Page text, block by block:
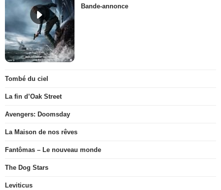
Bande-annonce
Tombé du ciel
La fin d’Oak Street
Avengers: Doomsday
La Maison de nos rêves
Fantômas – Le nouveau monde
The Dog Stars
Leviticus